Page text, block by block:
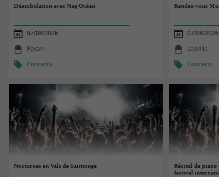
Déambulation avec Nag Océan
07/08/2026
Royan
Concerts
Rendez-vous
07/08/2026
Léoville
Concerts
Nocturnes en Vals de Saintonge
Récital de piano
festival